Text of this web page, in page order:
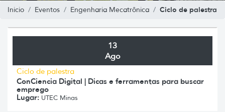
Inicio Eventos Engenharia Mecatrônica Ciclo de palestra
13
Ago
Ciclo de palestra
ConCiencia Digital | Dicas e ferramentas para buscar
emprego
Lugar: UTEC Minas